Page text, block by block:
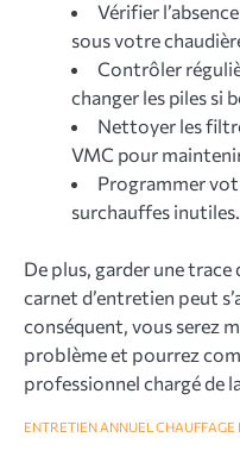
Vérifier
sous votre
Contrôler
changer les piles si
Nettoyer les
VMC pour
Programmer
surchauffes inutiles.
De plus, garder une
carnet d’entretien peut
conséquent, vous serez
problème et pourrez
professionnel chargé de
ENTRETIEN ANNUEL